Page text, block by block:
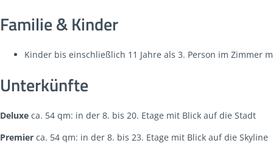
Familie & Kinder
Kinder bis einschließlich 11 Jahre als 3. Person im Zimmer
Unterkünfte
Deluxe ca. 54 qm: in der 8. bis 20. Etage mit Blick auf die Stadt
Premier ca. 54 qm: in der 8. bis 23. Etage mit Blick auf die Skyline